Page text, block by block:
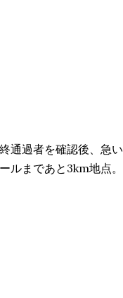
通過者を確認後、急
ルまであと3km地点。